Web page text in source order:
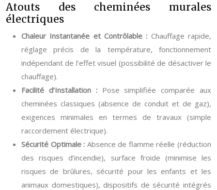
Atouts des cheminées murales
électriques
Chaleur Instantanée et Contrôlable : Chauffage rapide,
réglage précis de la température, fonctionnement
indépendant de l’effet visuel (possibilité de désactiver le
chauffage).
Facilité d’Installation : Pose simplifiée comparée aux
cheminées classiques (absence de conduit et de gaz),
exigences minimales en termes de travaux (simple
raccordement électrique).
Sécurité Optimale : Absence de flamme réelle (réduction
des risques d’incendie), surface froide (minimise les
risques de brûlures, sécurité pour les enfants et les
animaux domestiques), dispositifs de sécurité intégrés